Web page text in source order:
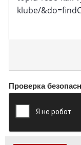
klube/
Проверка